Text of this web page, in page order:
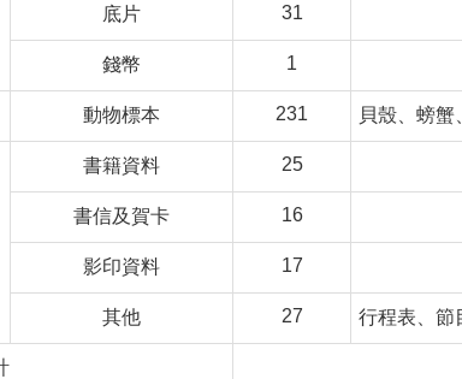
底片 31
錢幣 1
動物標本 231 貝殼、螃蟹
書籍資料 25
書信及賀卡 16
影印資料 17
其他 27 行程表、節